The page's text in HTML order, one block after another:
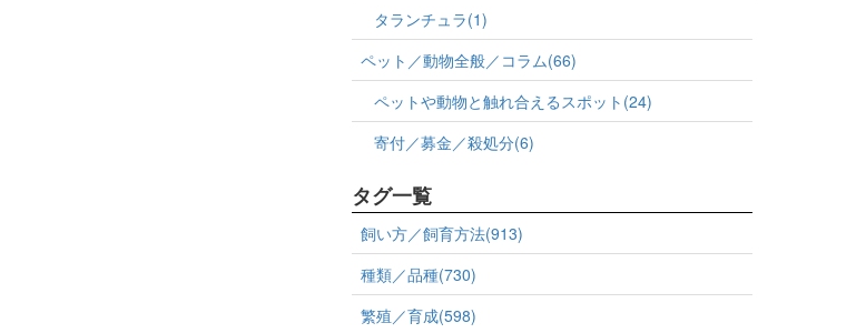
タランチュラ(1)
ペット／動物全般／コラム(66)
ペットや動物と触れ合えるスポット(24)
寄付／募金／殺処分(6)
タグ一覧
飼い方／飼育方法(913)
種類／品種(730)
繁殖／育成(598)